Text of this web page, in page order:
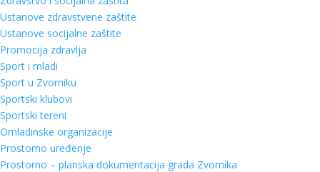
Ustanove zdravstvene zaštite
Ustanove socijalne zaštite
Promocija zdravlja
Sport i mladi
Sport u Zvorniku
Sportski klubovi
Sportski tereni
Omladinske organizacije
Prostorno uređenje
Prostorno – planska dokumentacija grada Zvornika